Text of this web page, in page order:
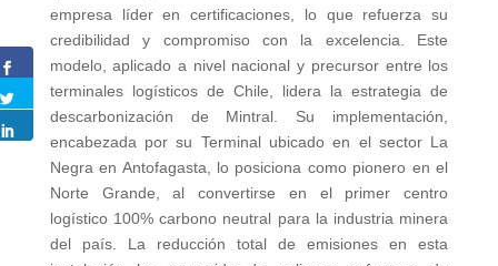
empresa líder en certificaciones, lo que refuerza su
credibilidad y compromiso con la excelencia. Este
modelo, aplicado a nivel nacional y precursor entre los
terminales logísticos de Chile, lidera la estrategia de
descarbonización de Mintral. Su implementación,
encabezada por su Terminal ubicado en el sector La
Negra en Antofagasta, lo posiciona como pionero en el
Norte Grande, al convertirse en el primer centro
logístico 100% carbono neutral para la industria minera
del país. La reducción total de emisiones en esta